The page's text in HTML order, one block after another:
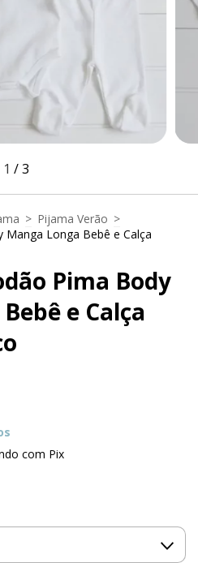
1 /3
> Pijama Verão >
Longa Bebê e Calça
Pima Body
e Calça
com Pix